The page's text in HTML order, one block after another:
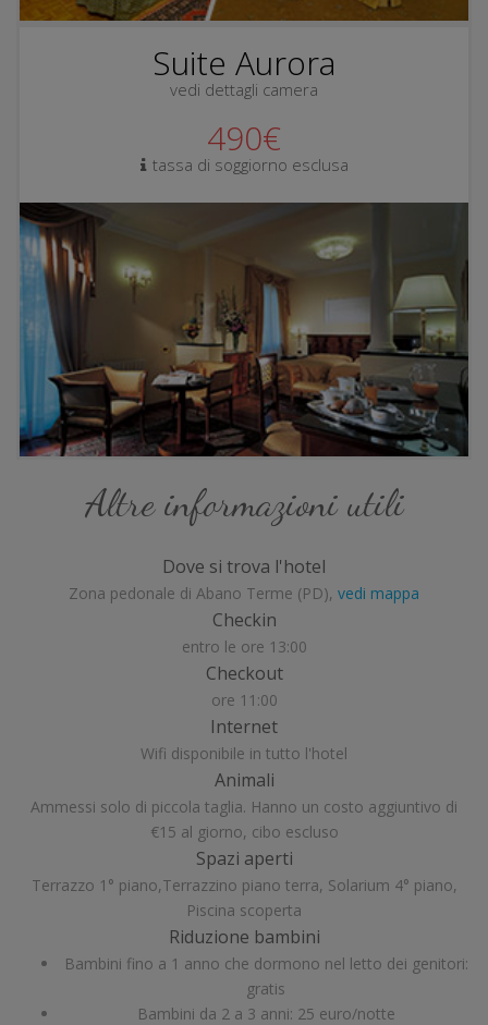
Suite Aurora
vedi dettagli camera
490€
tassa di soggiorno esclusa
Altre informazioni utili
Dove si trova l'hotel
Zona pedonale di Abano Terme (PD), vedi mappa
Checkin
entro le ore 13:00
Checkout
ore 11:00
Internet
Wifi disponibile in tutto l'hotel
Animali
Ammessi solo di piccola taglia. Hanno un costo aggiuntivo di
€15 al giorno, cibo escluso
Spazi aperti
Terrazzo 1° piano,Terrazzino piano terra, Solarium 4° piano,
Piscina scoperta
Riduzione bambini
Bambini fino a 1 anno che dormono nel letto dei genitori:
gratis
Bambini da 2 a 3 anni: 25 euro/notte